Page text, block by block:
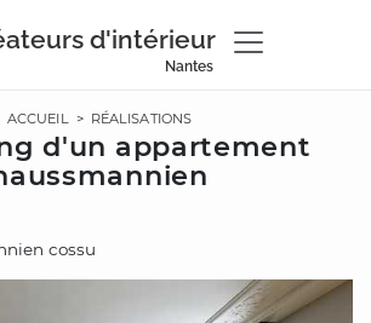
d'intérieur
Nantes
ACCUEIL> RÉALISATIONS
d'un appartement
cossu